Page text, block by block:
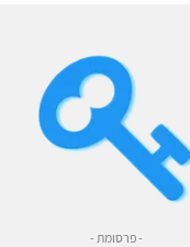
- פרסומת -